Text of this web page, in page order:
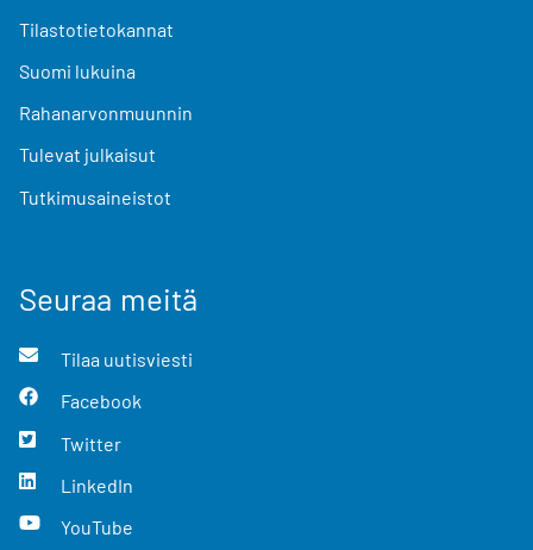
Tilastotietokannat
Suomi lukuina
Rahanarvonmuunnin
Tulevat julkaisut
Tutkimusaineistot
Seuraa meitä
Tilaa uutisviesti
Facebook
Twitter
LinkedIn
YouTube